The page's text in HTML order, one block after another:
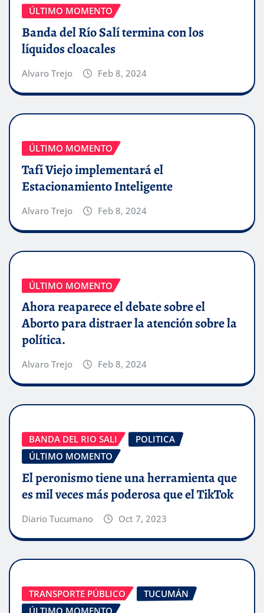
ÚLTIMO MOMENTO
Banda del Río Salí termina con los
líquidos cloacales
Alvaro Trejo Feb 8, 2024
ÚLTIMO MOMENTO
Tafí Viejo implementará el
Estacionamiento Inteligente
Alvaro Trejo Feb 8, 2024
ÚLTIMO MOMENTO
Ahora reaparece el debate sobre el
Aborto para distraer la atención sobre la
política.
Alvaro Trejo Feb 8, 2024
BANDA DEL RIO SALI
POLITICA
ÚLTIMO MOMENTO
El peronismo tiene una herramienta que
es mil veces más poderosa que el TikTok
Diario Tucumano Oct 7, 2023
TRANSPORTE PÚBLICO
TUCUMÁN
ÚLTIMO MOMENTO